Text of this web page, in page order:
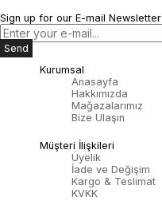
Sign up for our E-mail Newsletter
Send
Kurumsal
Anasayfa
Hakkımızda
Mağazalarımız
Bize Ulaşın
Müşteri İlişkileri
Üyelik
İade ve Değişim
Kargo & Teslimat
KVKK